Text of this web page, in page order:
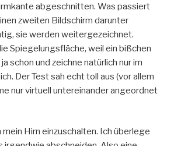
abgeschnitten. Was passiert
zweiten Bildschirm darunter
sie werden weitergezeichnet.
Spiegelungsfläche, weil ein bißchen
schon und zeichne natürlich nur im
Der Test sah echt toll aus (vor allem
nur virtuell untereinander angeordnet
Hirn einzuschalten. Ich überlege